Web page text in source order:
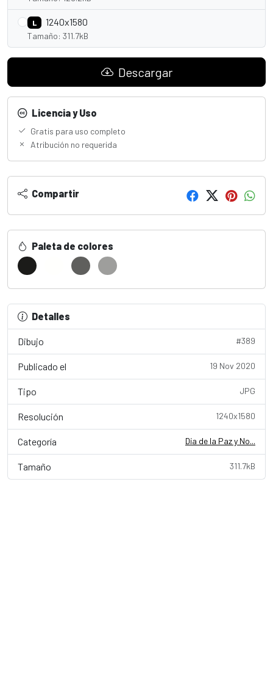
L 1240x1580
Tamaño: 311.7kB
Descargar
Licencia y Uso
Gratis para uso completo
Atribución no requerida
Compartir
Paleta de colores
Detalles
Dibujo #389
Publicado el 19 Nov 2020
Tipo JPG
Resolución 1240x1580
Categoría Día de la Paz y No...
Tamaño 311.7kB